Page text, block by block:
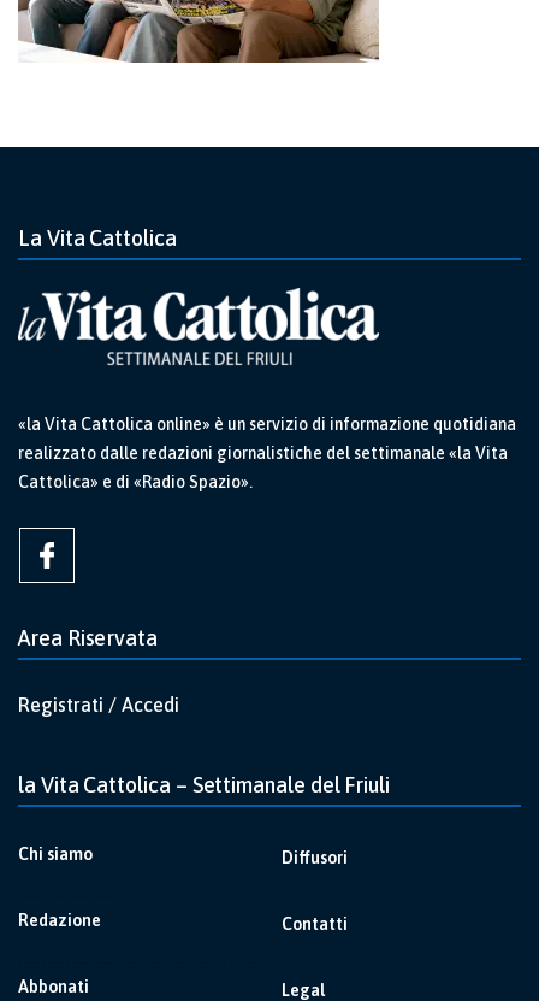
La Vita Cattolica
«la Vita Cattolica online» è un servizio di informazione quotidiana
realizzato dalle redazioni giornalistiche del settimanale «la Vita
Cattolica» e di «Radio Spazio».
Area Riservata
Registrati / Accedi
la Vita Cattolica – Settimanale del Friuli
Chi siamo
Redazione
Abbonati
Diffusori
Contatti
Legal